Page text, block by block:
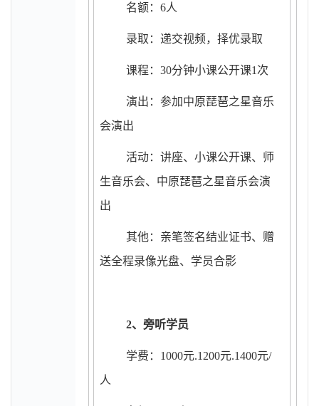
名额：6人
录取：递交视频，择优录取
课程：30分钟小课公开课1次
演出：参加中原琵琶之星音乐
会演出
活动：讲座、小课公开课、师
生音乐会、中原琵琶之星音乐会演
出
其他：亲笔签名结业证书、赠
送全程录像光盘、学员合影
2、旁听学员
学费：1000元.1200元.1400元/
人